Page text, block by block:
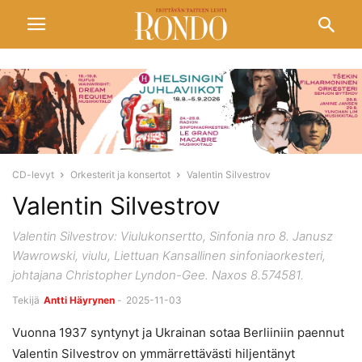
CD-levyt Orkesterit ja konsertot Valentin Silvestrov
Valentin Silvestrov
Valentin Silvestrov: Viulukonsertto, Sinfonia nro 8. Janusz
Wawrowski, viulu, Liettuan Kansallinen sinfoniaorkesteri,
johtajana Christopher Lyndon-Gee. Naxos 8.574581.
Tekijä Antti Häyrynen - 2025-11-03
Vuonna 1937 syntynyt ja Ukrainan sotaa Berliiniin paennut
Valentin Silvestrov on ymmärrettävästi hiljentänyt